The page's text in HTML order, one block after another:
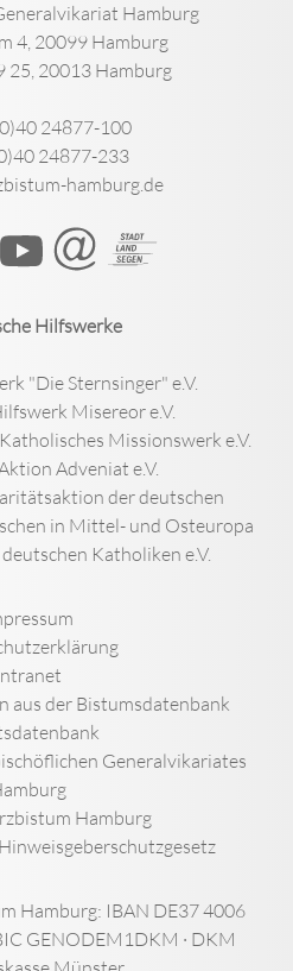
Hamburg
4, 20099 Hamburg
25, 20013 Hamburg
24877-100
24877-233
hamburg.de
Hilfswerke
"Die Sternsinger" e.V.
Misereor e.V.
Missionswerk e.V.
Adveniat e.V.
der deutschen
in Mittel- und Osteuropa
Katholiken e.V.
aus der Bistumsdatenbank
Generalvikariates
Hamburg
Hamburg: IBAN DE37 4006
GENODEM1DKM · DKM